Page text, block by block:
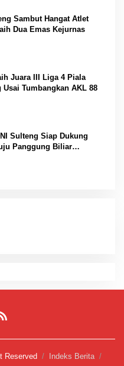
Sambut Hangat Atlet
Dua Emas Kejurnas
Juara III Liga 4 Piala
Tumbangkan AKL 88
Sulteng Siap Dukung
Panggung Biliar
Reserved
Indeks Berita